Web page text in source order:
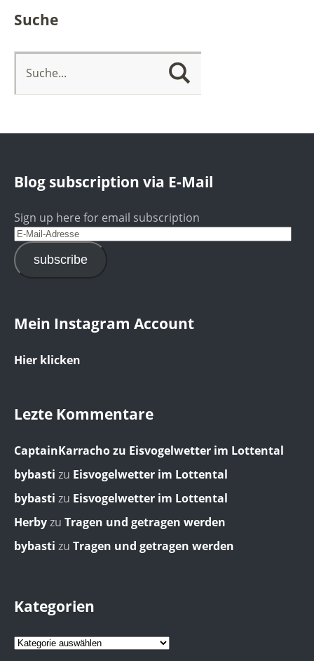
Suche
Blog subscription via E-Mail
Sign up here for email subscription
subscribe
Mein Instagram Account
Hier klicken
Lezte Kommentare
CaptainKarrachozu Eisvogelwetter im Lottental
bybasti zu Eisvogelwetter im Lottental
bybasti zu Eisvogelwetter im Lottental
Herbyzu Tragen und getragen werden
bybasti zu Tragen und getragen werden
Kategorien